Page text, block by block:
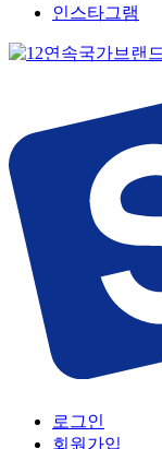
인스타그램
로그인
회원가입